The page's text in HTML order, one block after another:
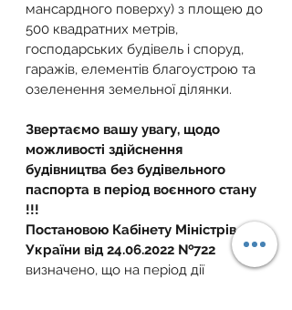
мансардного поверху) з площею до
500 квадратних метрів,
господарських будівель і споруд,
гаражів, елементів благоустрою та
озеленення земельної ділянки.
Звертаємо вашу увагу, щодо
можливості здійснення
будівництва без будівельного
паспорта в період воєнного стану
!!!
Постановою Кабінету Міністрів
України від 24.06.2022 №722
визначено, що на період дії